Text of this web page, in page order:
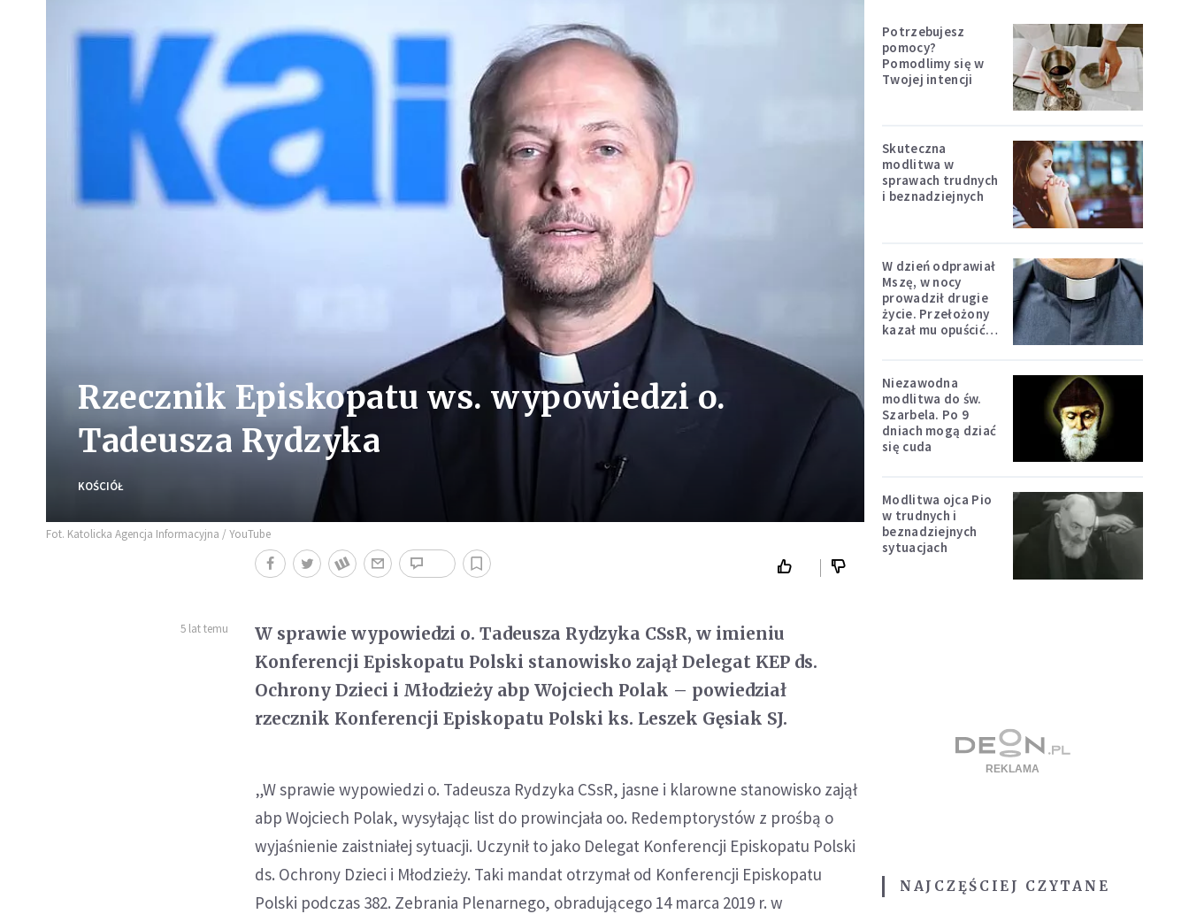
Rzecznik Episkopatu ws. wypowiedzi o.
Tadeusza Rydzyka
KOŚCIÓŁ
Fot. Katolicka Agencja Informacyjna / YouTube
5 lat temu
W sprawie wypowiedzi o. Tadeusza Rydzyka CSsR, w imieniu
Konferencji Episkopatu Polski stanowisko zajął Delegat KEP ds.
Ochrony Dzieci i Młodzieży abp Wojciech Polak – powiedział
rzecznik Konferencji Episkopatu Polski ks. Leszek Gęsiak SJ.
„W sprawie wypowiedzi o. Tadeusza Rydzyka CSsR, jasne i klarowne stanowisko zajął
abp Wojciech Polak, wysyłając list do prowincjała oo. Redemptorystów z prośbą o
wyjaśnienie zaistniałej sytuacji. Uczynił to jako Delegat Konferencji Episkopatu Polski
ds. Ochrony Dzieci i Młodzieży. Taki mandat otrzymał od Konferencji Episkopatu
Polski podczas 382. Zebrania Plenarnego, obradującego 14 marca 2019 r. w
Potrzebujesz
pomocy?
Pomodlimy się w
Twojej intencji
Skuteczna
modlitwa w
sprawach trudnych
i beznadziejnych
W dzień odprawiał
Mszę, w nocy
prowadził drugie
życie. Przełożony
kazał mu opuścić
Niezawodna
modlitwa do św.
Szarbela. Po 9
dniach mogą dziać
się cuda
Modlitwa ojca Pio
w trudnych i
beznadziejnych
sytuacjach
NAJCZĘŚCIEJ CZYTANE